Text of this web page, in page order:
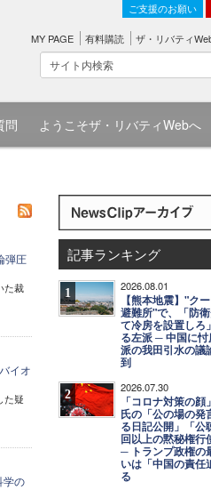
ご支援のお願い
MY PAGE 有料購読 ザ・リバティ
問 ようこそザ・リバティWebへ
弾圧
た裁
イオ
た疑
学の
記事ランキング
1 2026.08.01
【熊本地震】"ク
避難所"で、「防
て冷房を設置しろ
る左派 ─ 中国に
派の我田引水の議
到
2 2026.07.30
「コロナ対策の
氏の「公の場の発
る日記公開」「公
回以上の黙秘権行
─ トランプ政権の
いは「中国の責任
る